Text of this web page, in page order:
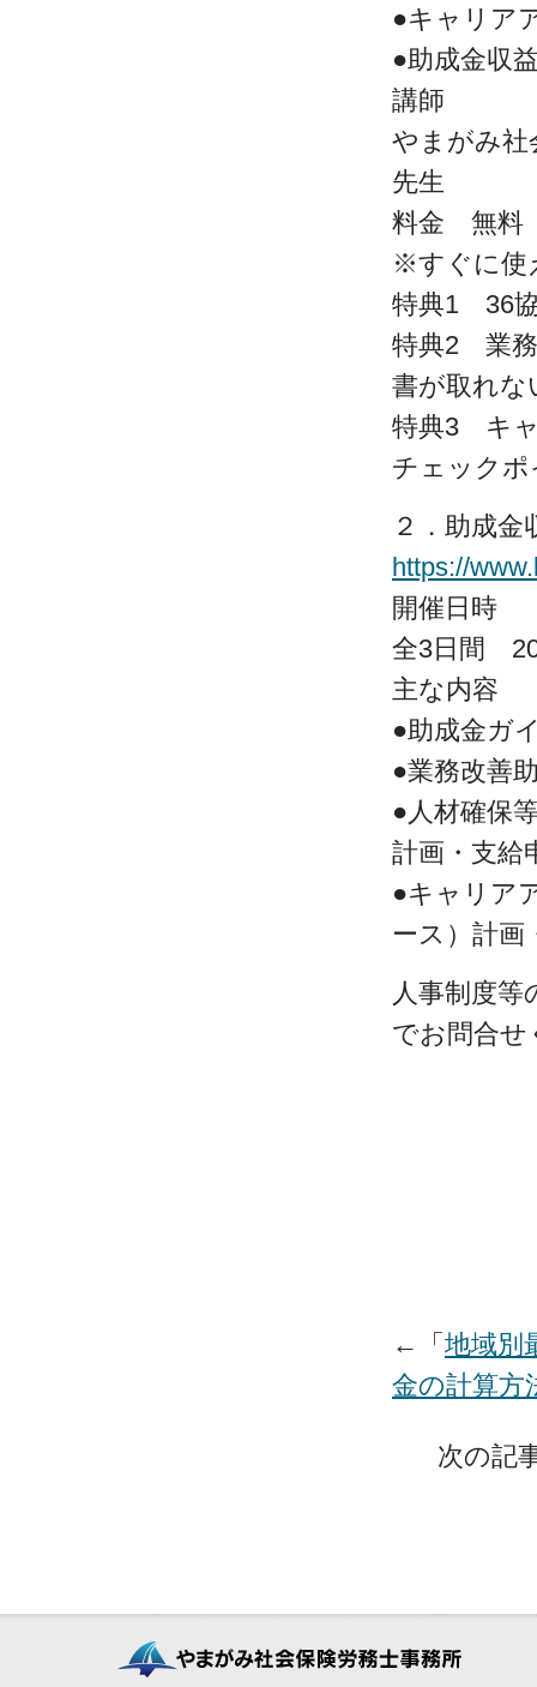
●キャリア
●助成金収
講師
やまがみ
先生
料金 無料
※すぐに使
特典1 36
特典2 業務
書が取れ
特典3 キャ
チェック
２．助成金
https://
開催日時
全3日間
主な内容
●助成金
●業務改善
●人材確保
計画・支給
●キャリア
ース）計
人事制度等
でお問合せ
←「 地域別
金の計算方
次の記